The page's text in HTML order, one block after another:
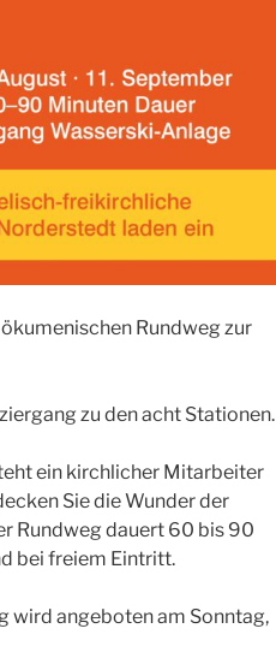
Rundweg zur
zu den acht Stationen.
ein kirchlicher Mitarbeiter
Sie die Wunder der
Rundweg dauert 60 bis 90
bei freiem Eintritt.
wird angeboten am Sonntag,